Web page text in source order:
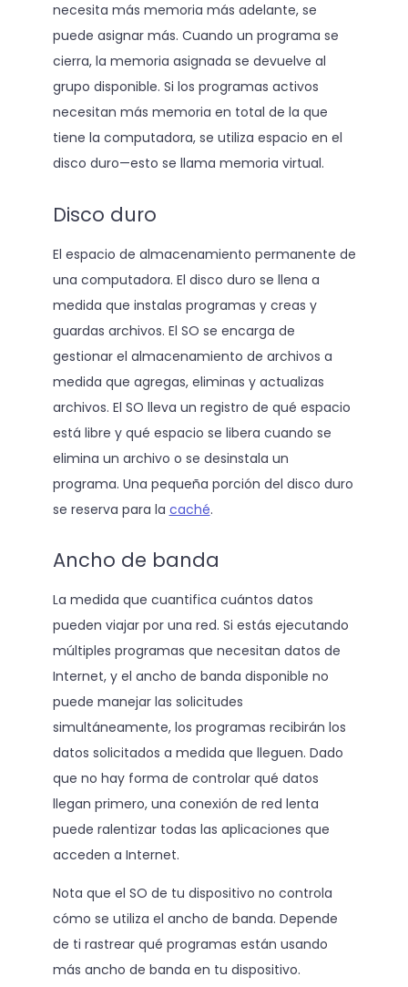
necesita más memoria más adelante, se
puede asignar más. Cuando un programa se
cierra, la memoria asignada se devuelve al
grupo disponible. Si los programas activos
necesitan más memoria en total de la que
tiene la computadora, se utiliza espacio en el
disco duro—esto se llama memoria virtual.
Disco duro
El espacio de almacenamiento permanente de
una computadora. El disco duro se llena a
medida que instalas programas y creas y
guardas archivos. El SO se encarga de
gestionar el almacenamiento de archivos a
medida que agregas, eliminas y actualizas
archivos. El SO lleva un registro de qué espacio
está libre y qué espacio se libera cuando se
elimina un archivo o se desinstala un
programa. Una pequeña porción del disco duro
se reserva para la caché.
Ancho de banda
La medida que cuantifica cuántos datos
pueden viajar por una red. Si estás ejecutando
múltiples programas que necesitan datos de
Internet, y el ancho de banda disponible no
puede manejar las solicitudes
simultáneamente, los programas recibirán los
datos solicitados a medida que lleguen. Dado
que no hay forma de controlar qué datos
llegan primero, una conexión de red lenta
puede ralentizar todas las aplicaciones que
acceden a Internet.
Nota que el SO de tu dispositivo no controla
cómo se utiliza el ancho de banda. Depende
de ti rastrear qué programas están usando
más ancho de banda en tu dispositivo.